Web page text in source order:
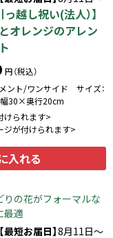
っ越し祝い(法人）】
オレンジのアレン
円（税込）
ント/ワンサイド サイズ：
30×奥行20cm
けられます>
ジが付けられます>
入れる
りの花がフォーマルな
最適
【最短お届日】8月11日～